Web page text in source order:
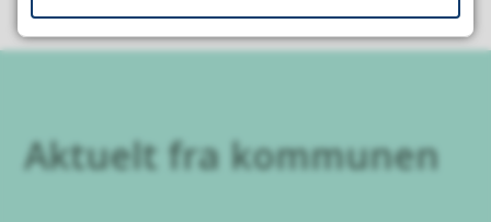
Aktuelt fra kommunen